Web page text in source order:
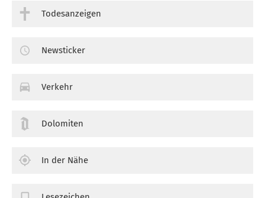
Todesanzeigen
Newsticker
Verkehr
Dolomiten
In der Nähe